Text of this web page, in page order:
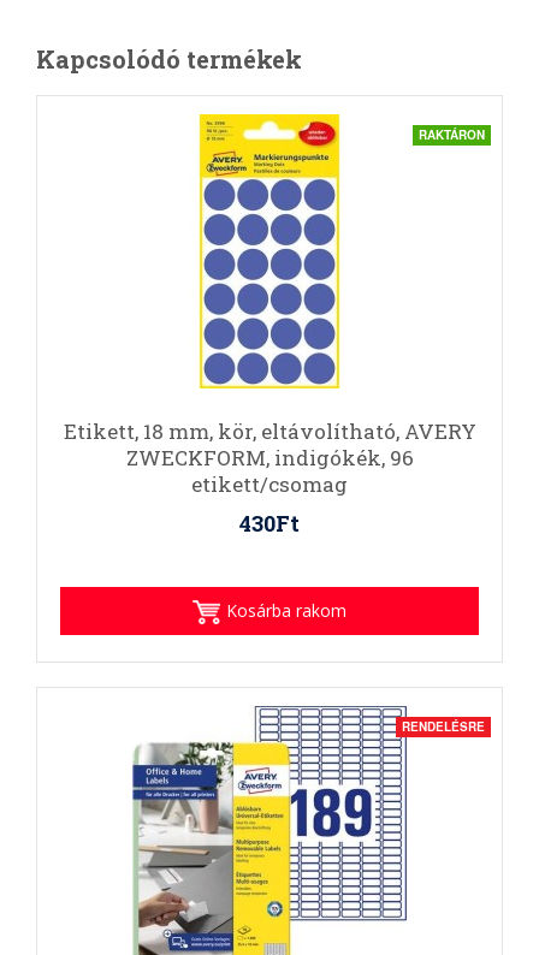
Kapcsolódó termékek
RAKTÁRON
Etikett, 18 mm, kör, eltávolítható, AVERY
ZWECKFORM, indigókék, 96
etikett/csomag
430Ft
Kosárba rakom
RENDELÉSRE